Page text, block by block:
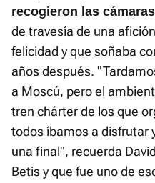
recogieron las
de travesía de una
felicidad y que soñaba
años después.
a Moscú, pero el
tren chárter de los que
todos íbamos a disfrutar
una final", recuerda
Betis y que fue uno de